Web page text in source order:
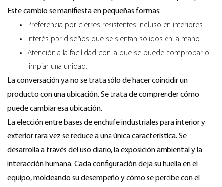
Este cambio se manifiesta en pequeñas formas:
Preferencia por cierres resistentes incluso en interiores
Interés por diseños que se sientan sólidos en la mano.
Atención a la facilidad con la que se puede comprobar o
limpiar una unidad.
La conversación ya no se trata sólo de hacer coincidir un
producto con una ubicación. Se trata de comprender cómo
puede cambiar esa ubicación.
La elección entre bases de enchufe industriales para interior y
exterior rara vez se reduce a una única característica. Se
desarrolla a través del uso diario, la exposición ambiental y la
interacción humana. Cada configuración deja su huella en el
equipo, moldeando su desempeño y cómo se percibe con el